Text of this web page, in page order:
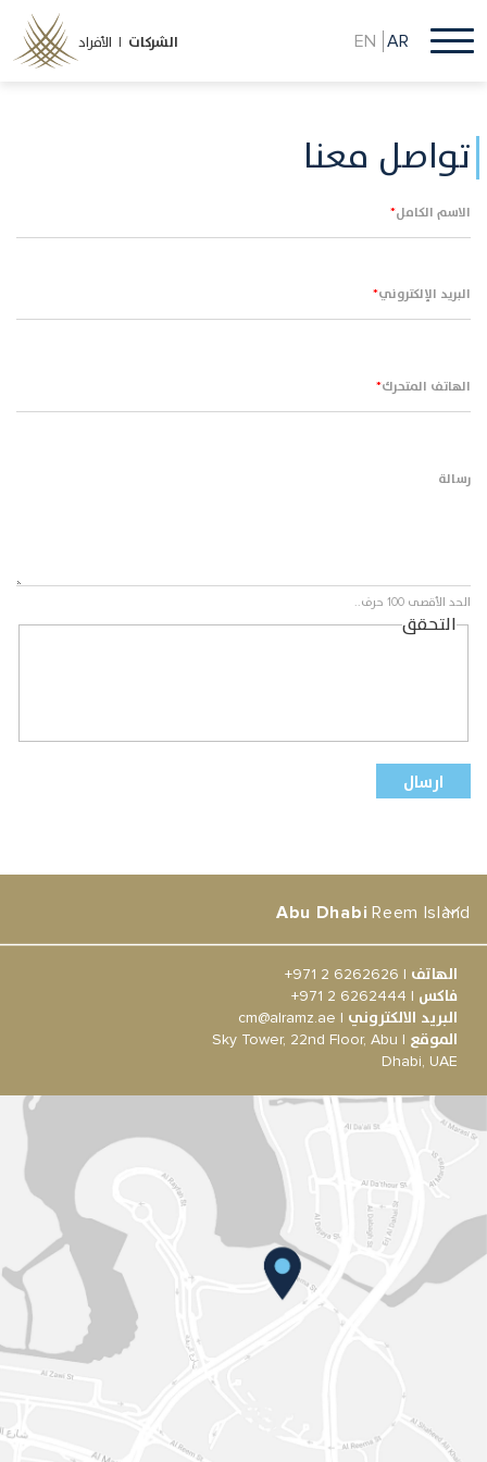
إلى
المحتوى
الأفراد | الشركات EN AR
تواصل معنا
الاسم الكامل
البريد الإلكتروني
الهاتف المتحرك
رسالة
الحد الأقصى 100 حرف..
التحقق
Abu Dhabi Reem Island
الهاتف |
+971 2 6262626
فاكس |
+971 2 6262444
البريد الالكتروني | cm@alramz.ae
الموقع
| Sky Tower, 22nd Floor, Abu
Dhabi, UAE